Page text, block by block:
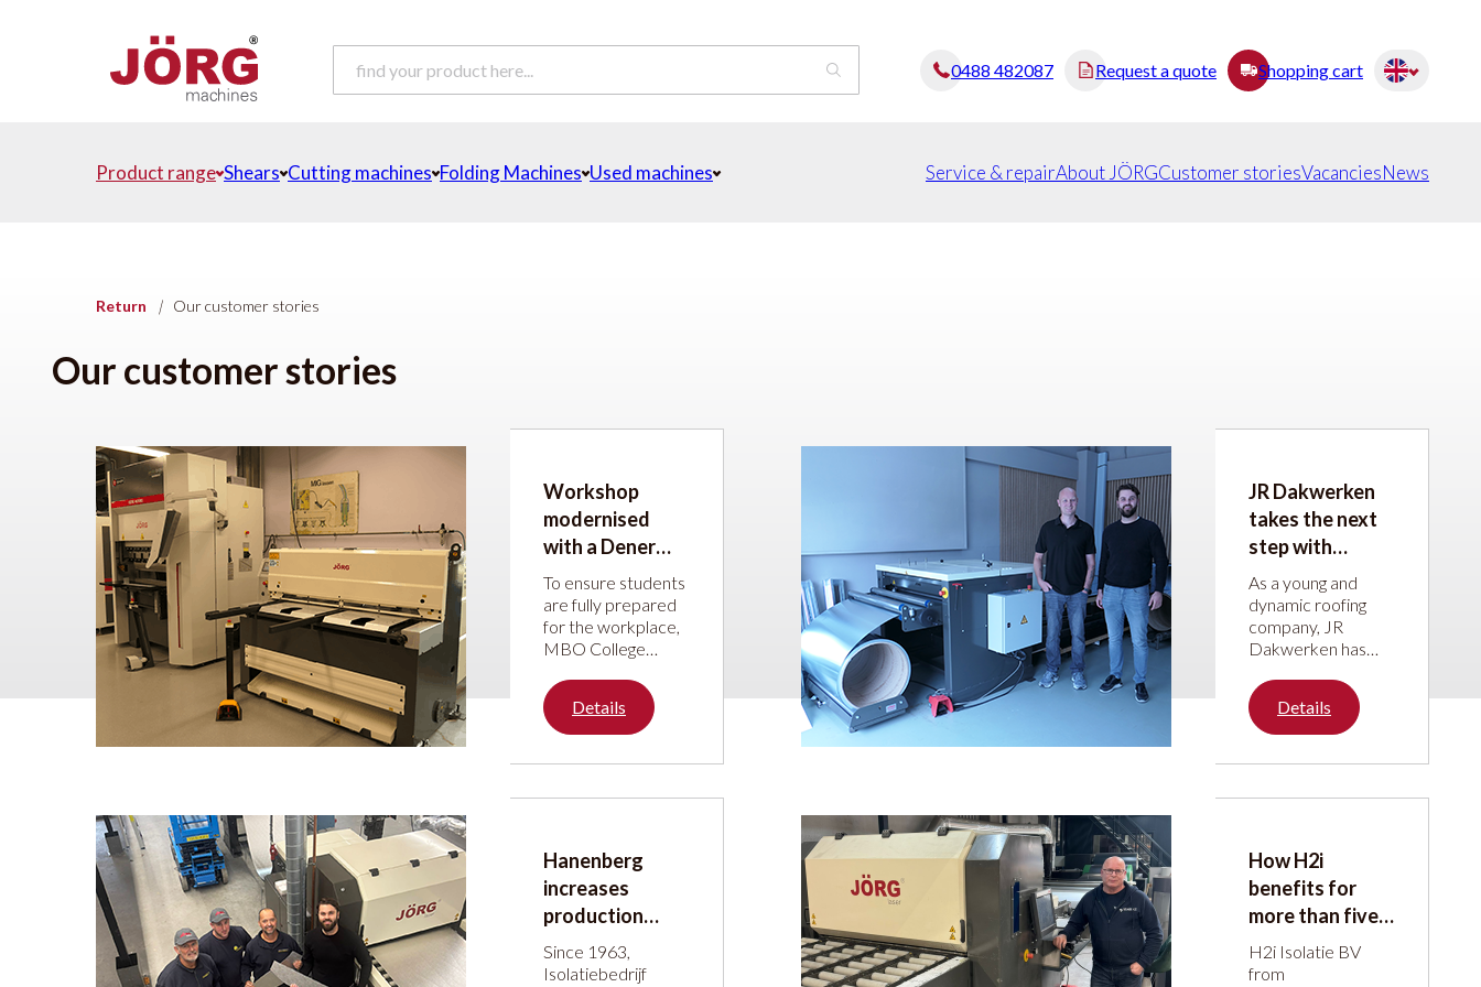
0488 482087 Request a quote Shopping cart
Product range Shears Cutting machines Folding Machines Used machines Service & repairAbout JÖRGCustomer storiesVacanciesNews
Return | Our customer stories
Our customer stories
Workshop
modernised
with a Dener
press brake and
JÖRG guillotine
shear
To ensure students
are fully prepared
for the workplace,
MBO College
upgraded its sheet
metal working
department with a
Dener Ballscrew
JÖRG guillotine
of a wider
modernisation of
the workshop,
Details
JR Dakwerken
takes the next
step with
machines from
JÖRG Machines
As a young and
dynamic roofing
company, JR
Dakwerken has
building its
reputation over the
past five years.
With great passion
the company
activities.
Details
Hanenberg
increases
production
capacity with
JÖRG Coil Laser
Since 1963,
Isolatiebedrijf
How H2i
benefits for
more than five
years from the
JÖRG Laser
H2i Isolatie BV
from